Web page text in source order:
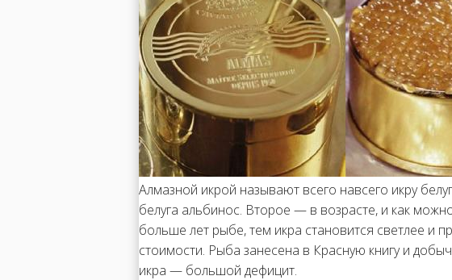
Алмазной икрой называют всего навсего икру
белуга альбинос. Второе — в возрасте, и как
больше лет рыбе, тем икра становится светлее и
стоимости. Рыба занесена в Красную книгу и
икра — большой дефицит.